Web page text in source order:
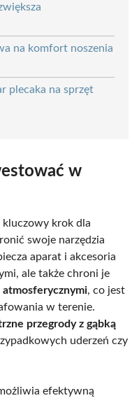
na komfort noszenia
plecaka na sprzęt
w
kluczowy krok dla
swoje narzędzia
aparat i akcesoria
ale także chroni je
, co jest
w terenie.
przegrody z gąbką
uderzeń czy
efektywną